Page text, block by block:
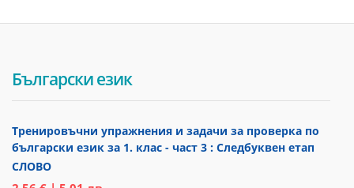
Български език
Тренировъчни упражнения и задачи за проверка по
български език за 1. клас - част 3 : Следбуквен етап
СЛОВО